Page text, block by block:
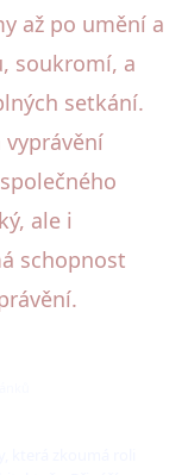
až po umění a
soukromí, a
setkání.
ale i
schopnost